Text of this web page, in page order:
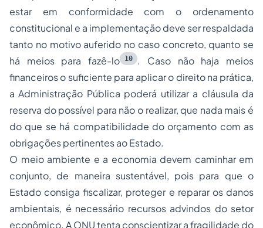
estar em conformidade com o ordenamento
constitucional e a implementação deve ser respaldada
tanto no motivo auferido no caso concreto, quanto se
há meios para fazê-lo
10
. Caso não haja meios
financeiros o suficiente para aplicar o direito na prática,
a Administração Pública poderá utilizar a cláusula da
reserva do possível para não o realizar, que nada mais é
do que se há compatibilidade do orçamento com as
obrigações pertinentes ao Estado.
O meio ambiente e a economia devem caminhar em
conjunto, de maneira sustentável, pois para que o
Estado consiga fiscalizar, proteger e reparar os danos
ambientais, é necessário recursos advindos do setor
econômico. A ONU tenta conscientizar a fragilidade do